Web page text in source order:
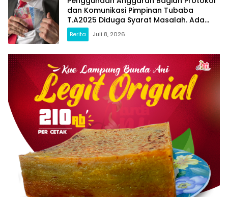
dan Komunikasi Pimpinan Tubaba
T.A2025 Diduga Syarat Masalah. Ada
Indikasi Tumpang Tindih dan Kegiatan
Fiktif
Berita Juli 8, 2026